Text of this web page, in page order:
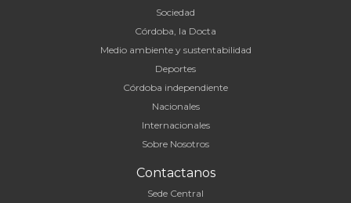
Sociedad
Córdoba, la Docta
Medio ambiente y sustentabilidad
Deportes
Córdoba independiente
Nacionales
Internacionales
Sobre Nosotros
Contactanos
Sede Central